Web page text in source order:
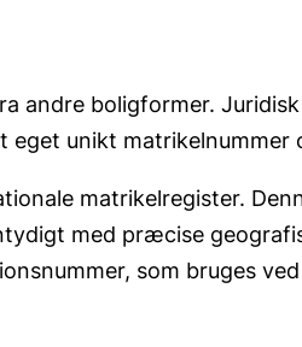
andre boligformer.
unikt matrikelnummer
matrikelregister.
med præcise
som bruges